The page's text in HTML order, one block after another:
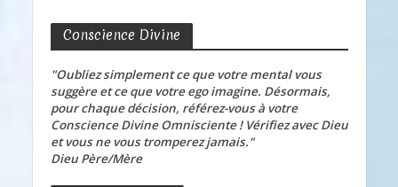
Conscience Divine
"Oubliez simplement ce que votre mental vous
suggère et ce que votre ego imagine. Désormais,
pour chaque décision, référez-vous à votre
Conscience Divine Omnisciente ! Vérifiez avec Dieu
et vous ne vous tromperez jamais."
Dieu Père/Mère